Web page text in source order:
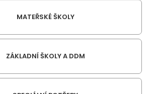
MATEŘSKÉ ŠKOLY
ZÁKLADNÍ ŠKOLY A DDM